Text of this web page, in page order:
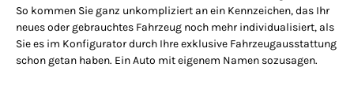
So kommen Sie ganz unkompliziert an ein Kennzeichen, das Ihr
neues oder gebrauchtes Fahrzeug noch mehr individualisiert, als
Sie es im Konfigurator durch Ihre exklusive Fahrzeugausstattung
schon getan haben. Ein Auto mit eigenem Namen sozusagen.